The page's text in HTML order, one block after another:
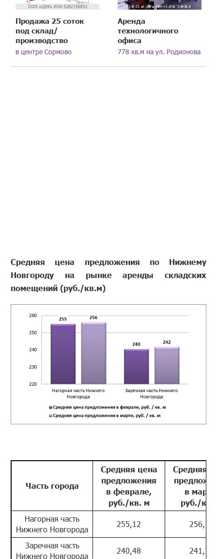
Продажа 25 соток
под склад/
производство
в центре Сормово
Аренда
технологичного
офиса
778 кв.м на ул. Родионова
Средняя цена предложения по Нижнему
Новгороду на рынке аренды складских
помещений (руб./кв.м)
Часть города
Средняя цена
предложения
в феврале,
руб./кв. м
Средняя
в
руб./кв.
Нагорная часть
Нижнего Новгорода
255,12 256,10
Заречная часть
Нижнего Новгорода
240,48 241,74